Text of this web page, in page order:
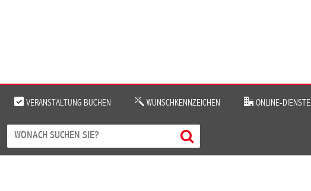
VERANSTALTUNG BUCHEN WUNSCHKENNZEICHEN ONLINE-DIENSTE